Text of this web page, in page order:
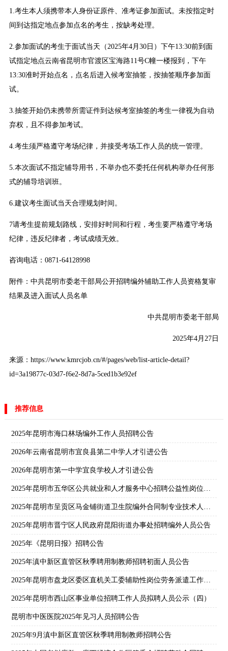
1.考生本人须携带本人身份证原件、准考证参加面试。未按指定时
间到达指定地点参加点名的考生，按缺考处理。
2.参加面试的考生于面试当天（2025年4月30日）下午13:30前到面
试指定地点云南省昆明市官渡区宝海路11号C幢一楼报到，下午
13:30准时开始点名，点名后进入候考室抽签，按抽签顺序参加面
试。
3.抽签开始仍未携带所需证件到达候考室抽签的考生一律视为自动
弃权，且不得参加考试。
4.考生须严格遵守考场纪律，并接受考场工作人员的统一管理。
5.本次面试不指定辅导用书，不举办也不委托任何机构举办任何形
式的辅导培训班。
6.建议考生面试当天合理规划时间。
7请考生提前规划路线，安排好时间和行程，考生要严格遵守考场
纪律，违反纪律者，考试成绩无效。
咨询电话：0871-64128998
附件：中共昆明市委老干部局公开招聘编外辅助工作人员资格复审
结果及进入面试人员名单
中共昆明市委老干部局
2025年4月27日
来源：https://www.kmrcjob.cn/#/pages/web/list-article-detail?
id=3a19877c-03d7-f6e2-8d7a-5ced1b3e92ef
推荐信息
2025年昆明市海口林场编外工作人员招聘公告
2026年云南省昆明市宜良县第二中学人才引进公告
2026年昆明市第一中学宜良学校人才引进公告
2025年昆明市五华区公共就业和人才服务中心招聘公益性岗位人员公告
2025年昆明市呈贡区马金铺街道卫生院编外合同制专业技术人员招聘笔试公告
2025年昆明市晋宁区人民政府昆阳街道办事处招聘编外人员公告
2025年《昆明日报》招聘公告
2025年滇中新区直管区秋季聘用制教师招聘初面人员公告
2025年昆明市盘龙区委区直机关工委辅助性岗位劳务派遣工作人员招聘公告
2025年昆明市西山区事业单位招聘工作人员拟聘人员公示（四）
昆明市中医医院2025年见习人员招聘公告
2025年9月滇中新区直管区秋季聘用制教师招聘公告